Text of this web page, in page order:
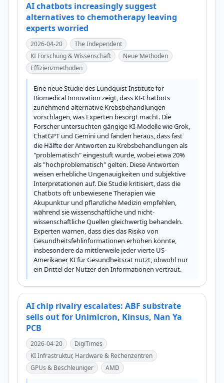
AI chatbots increasingly suggest
alternatives to chemotherapy leaving
experts worried
2026-04-20
The Independent
KI Forschung & Wissenschaft
Neue Methoden
Effizienzmethoden
Eine neue Studie des Lundquist Institute for
Biomedical Innovation zeigt, dass KI-Chatbots
zunehmend alternative Krebsbehandlungen
vorschlagen, was Experten besorgt macht. Die
Forscher untersuchten gängige KI-Modelle wie Grok,
ChatGPT und Gemini und fanden heraus, dass fast
die Hälfte der Antworten zu Krebsbehandlungen als
"problematisch" eingestuft wurde, wobei etwa 20%
als "hochproblematisch" gelten. Diese Antworten
weisen erhebliche Ungenauigkeiten und subjektive
Interpretationen auf. Die Studie kritisiert, dass die
Chatbots oft unbewiesene Therapien wie
Akupunktur und pflanzliche Medizin empfehlen,
während sie wissenschaftliche und nicht-
wissenschaftliche Quellen gleichwertig behandeln.
Experten warnen, dass dies das Risiko von
Gesundheitsfehlinformationen erhöhen könnte,
insbesondere da mittlerweile jeder vierte US-
Amerikaner KI für Gesundheitsrat nutzt, obwohl nur
ein Drittel der Nutzer den Informationen vertraut.
AI chip rivalry escalates: ABF substrate
sells out for Unimicron, Kinsus, Nan Ya
PCB
2026-04-20
DigiTimes
KI Infrastruktur, Hardware & Rechenzentren
GPUs & Beschleuniger
AMD